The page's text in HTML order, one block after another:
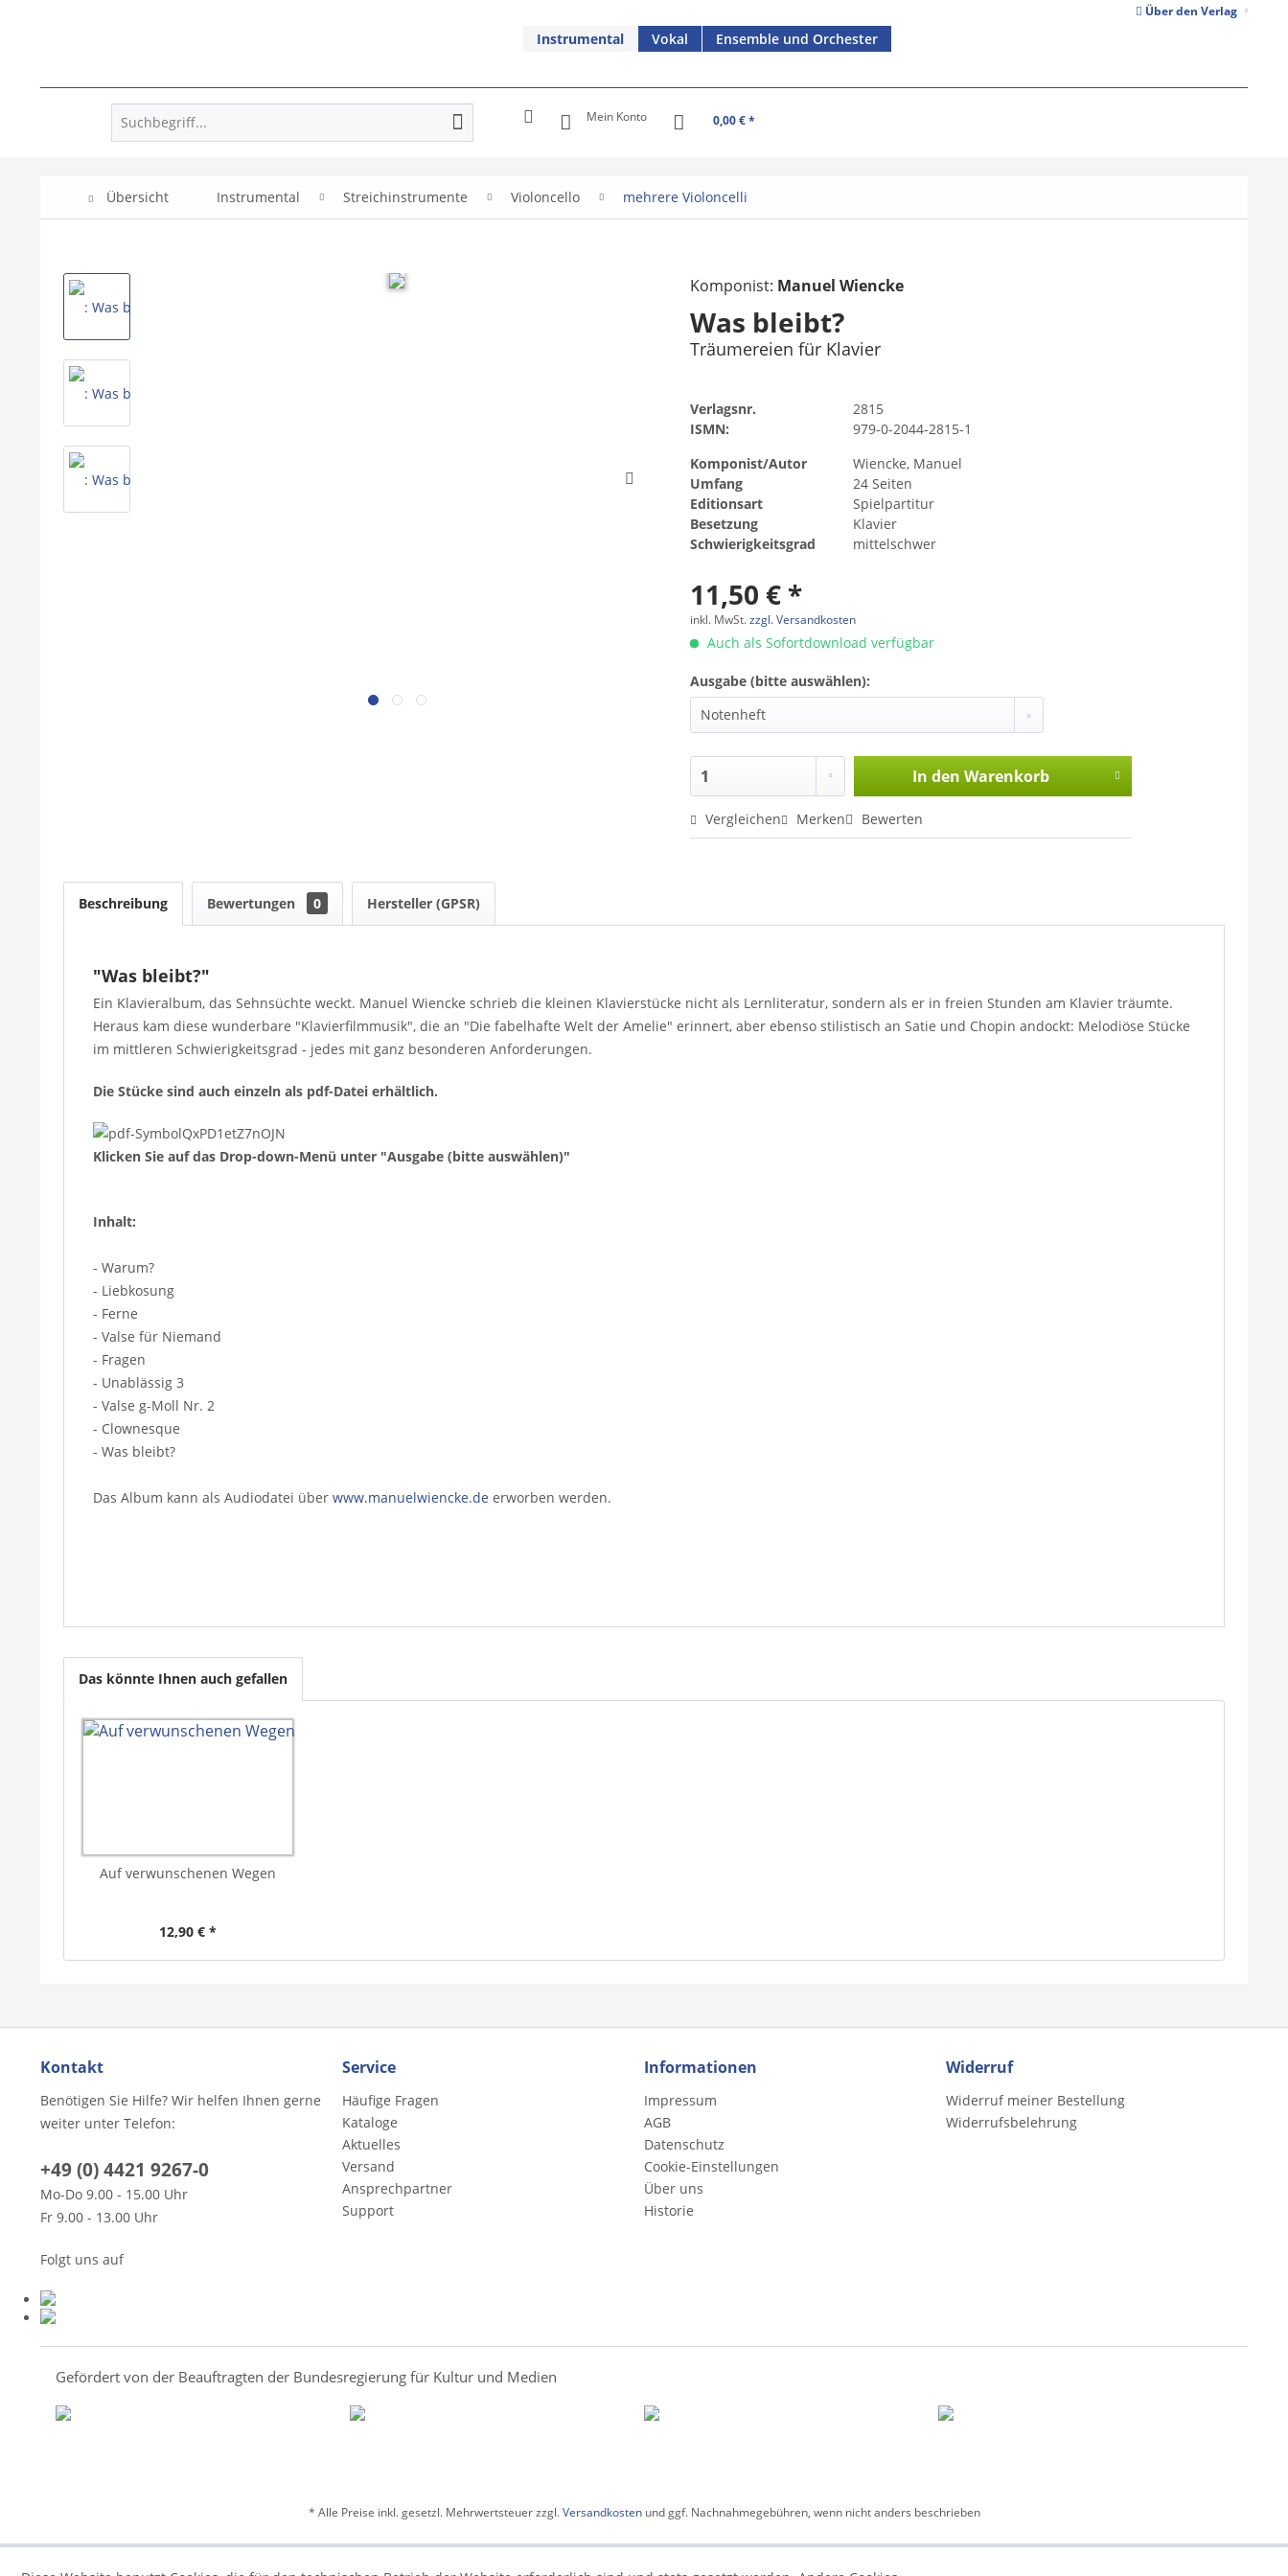
Über den Verlag
Instrumental Vokal Ensemble und Orchester
Mein Konto 0,00 € *
Übersicht Instrumental Streichinstrumente Violoncello mehrere Violoncelli
Komponist: Manuel Wiencke
Was bleibt?
Träumereien für Klavier
Verlagsnr.
2815
ISMN:
979-0-2044-2815-1
Komponist/Autor
Wiencke, Manuel
Umfang
24 Seiten
Editionsart
Spielpartitur
Besetzung
Klavier
Schwierigkeitsgrad
mittelschwer
11,50 € *
inkl. MwSt.zzgl. Versandkosten
Auch als Sofortdownload verfügbar
Ausgabe (bitte auswählen):
In den Warenkorb
Vergleichen Merken Bewerten
Beschreibung Bewertungen 0 Hersteller (GPSR)
"Was bleibt?"
Ein Klavieralbum, das Sehnsüchte weckt. Manuel Wiencke schrieb die kleinen Klavierstücke nicht als Lernliteratur, sondern als er in freien Stunden am Klavier träumte.
Heraus kam diese wunderbare "Klavierfilmmusik", die an "Die fabelhafte Welt der Amelie" erinnert, aber ebenso stilistisch an Satie und Chopin andockt: Melodiöse Stücke
im mittleren Schwierigkeitsgrad - jedes mit ganz besonderen Anforderungen.
Die Stücke sind auch einzeln als pdf-Datei erhältlich.
Klicken Sie auf das Drop-down-Menü unter "Ausgabe (bitte auswählen)"
Inhalt:
- Warum?
- Liebkosung
- Ferne
- Valse für Niemand
- Fragen
- Unablässig 3
- Valse g-Moll Nr. 2
- Clownesque
- Was bleibt?
Das Album kann als Audiodatei über www.manuelwiencke.de erworben werden.
Das könnte Ihnen auch gefallen
Auf verwunschenen Wegen
12,90 € *
Kontakt
Benötigen Sie Hilfe? Wir helfen Ihnen gerne
weiter unter Telefon:
+49 (0) 4421 9267-0
Mo-Do 9.00 - 15.00 Uhr
Fr 9.00 - 13.00 Uhr
Folgt uns auf
Service
Häufige Fragen
Kataloge
Aktuelles
Versand
Ansprechpartner
Support
Informationen
Impressum
AGB
Datenschutz
Cookie-Einstellungen
Über uns
Historie
Widerruf
Widerruf meiner Bestellung
Widerrufsbelehrung
Gefördert von der Beauftragten der Bundesregierung für Kultur und Medien
* Alle Preise inkl. gesetzl. Mehrwertsteuer zzgl.Versandkostenund ggf. Nachnahmegebühren, wenn nicht anders beschrieben